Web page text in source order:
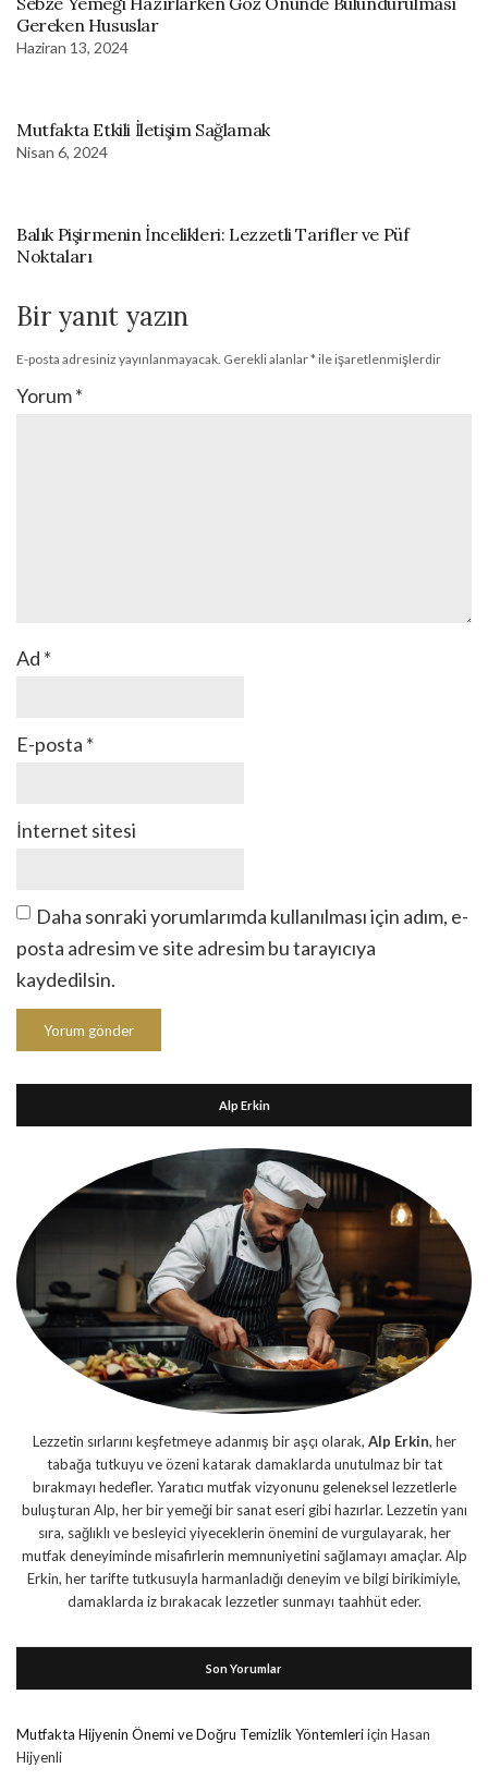
Gereken Hususlar
Haziran 13, 2024
Mutfakta Etkili İletişim Sağlamak
Nisan 6, 2024
Balık Pişirmenin İncelikleri: Lezzetli Tarifler ve Püf
Noktaları
Bir yanıt yazın
E-posta adresiniz yayınlanmayacak. Gerekli alanlar*ile işaretlenmişlerdir
Yorum*
Ad *
E-posta *
İnternet sitesi
Daha sonraki yorumlarımda kullanılması için adım, e-
posta adresim ve site adresim bu tarayıcıya
kaydedilsin.
Alp Erkin
Lezzetin sırlarını keşfetmeye adanmış bir aşçı olarak, Alp Erkin, her
tabağa tutkuyu ve özeni katarak damaklarda unutulmaz bir tat
bırakmayı hedefler. Yaratıcı mutfak vizyonunu geleneksel lezzetlerle
buluşturan Alp, her bir yemeği bir sanat eseri gibi hazırlar. Lezzetin yanı
sıra, sağlıklı ve besleyici yiyeceklerin önemini de vurgulayarak, her
mutfak deneyiminde misafirlerin memnuniyetini sağlamayı amaçlar. Alp
Erkin, her tarifte tutkusuyla harmanladığı deneyim ve bilgi birikimiyle,
damaklarda iz bırakacak lezzetler sunmayı taahhüt eder.
Son Yorumlar
Mutfakta Hijyenin Önemi ve Doğru Temizlik Yöntemleriiçin Hasan
Hijyenli